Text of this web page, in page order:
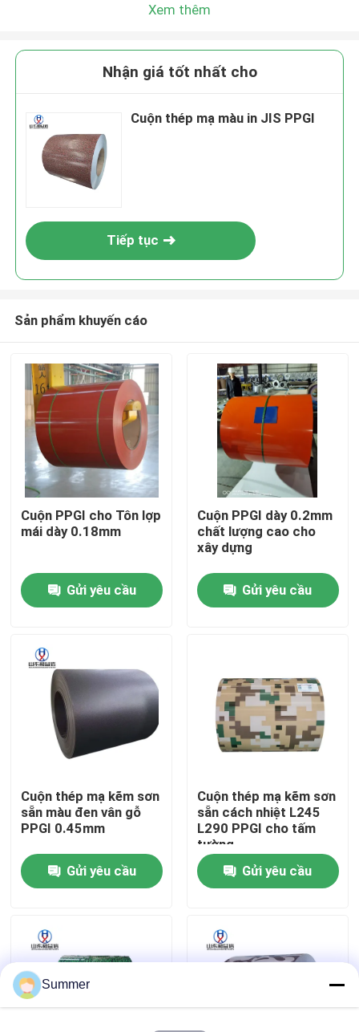
Về chúng tôi
Tham quan nhà máy
Liên hệ chúng tôi
Yêu cầu báo giá
Bảng thép carbon
Xem thêm
Nhận giá tốt nhất cho
Cuộn thép mạ màu in JIS PPGI
Tiếp tục
Sản phẩm khuyến cáo
Cuộn PPGI cho Tôn lợp
mái dày 0.18mm
Gửi yêu cầu
Cuộn PPGI dày 0.2mm
chất lượng cao cho
xây dựng
Gửi yêu cầu
Cuộn thép mạ kẽm sơn
sẵn màu đen vân gỗ
PPGI 0.45mm
Gửi yêu cầu
Cuộn thép mạ kẽm sơn
sẵn cách nhiệt L245
L290 PPGI cho tấm
tường
Gửi yêu cầu
Summer